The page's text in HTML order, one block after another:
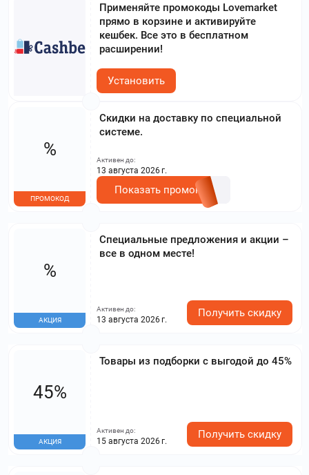
Применяйте промокоды Lovemarket
прямо в корзине и активируйте
кешбек. Все это в бесплатном
расширении!
Установить
Скидки на доставку по специальной
системе.
%
ПРОМОКОД
Активен до:
13 августа 2026 г.
Показать промокод
Специальные предложения и акции –
все в одном месте!
%
АКЦИЯ
Активен до:
13 августа 2026 г.
Получить скидку
Товары из подборки с выгодой до 45%
45%
АКЦИЯ
Активен до:
15 августа 2026 г.
Получить скидку